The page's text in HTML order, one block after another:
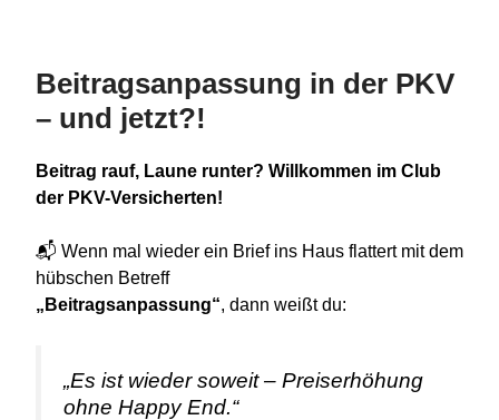
Beitragsanpassung in der PKV
– und jetzt?!
Beitrag rauf, Laune runter? Willkommen im Club
der PKV-Versicherten!
📬 Wenn mal wieder ein Brief ins Haus flattert mit dem
hübschen Betreff
„Beitragsanpassung“, dann weißt du:
„Es ist wieder soweit – Preiserhöhung
ohne Happy End.“